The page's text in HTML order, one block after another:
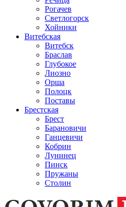
Рогачев
Светлогорск
Хойники
Витебская
Витебск
Браслав
Глубокое
Лиозно
Орша
Полоцк
Поставы
Брестская
Брест
Барановичи
Ганцевичи
Кобрин
Лунинец
Пинск
Пружаны
Столин